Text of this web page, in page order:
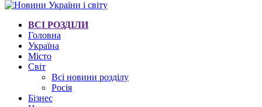
ВСІ РОЗДІЛИ
Головна
Україна
Місто
Світ
Всі новини розділу
Росія
Бізнес